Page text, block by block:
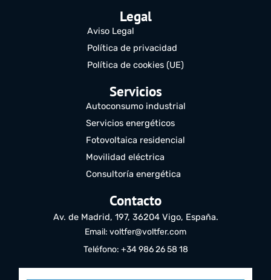
Legal
Aviso Legal
Política de privacidad
Política de cookies (UE)
Servicios
Autoconsumo industrial
Servicios energéticos
Fotovoltaica residencial
Movilidad eléctrica
Consultoría energética
Contacto
Av. de Madrid, 197, 36204 Vigo, España.
Email: voltfer@voltfer.com
Teléfono: +34 986 26 58 18